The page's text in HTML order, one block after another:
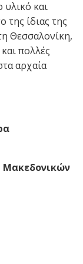
υλικό και
της ίδιας της
Θεσσαλονίκη,
πολλές
αρχαία
Μακεδονικών